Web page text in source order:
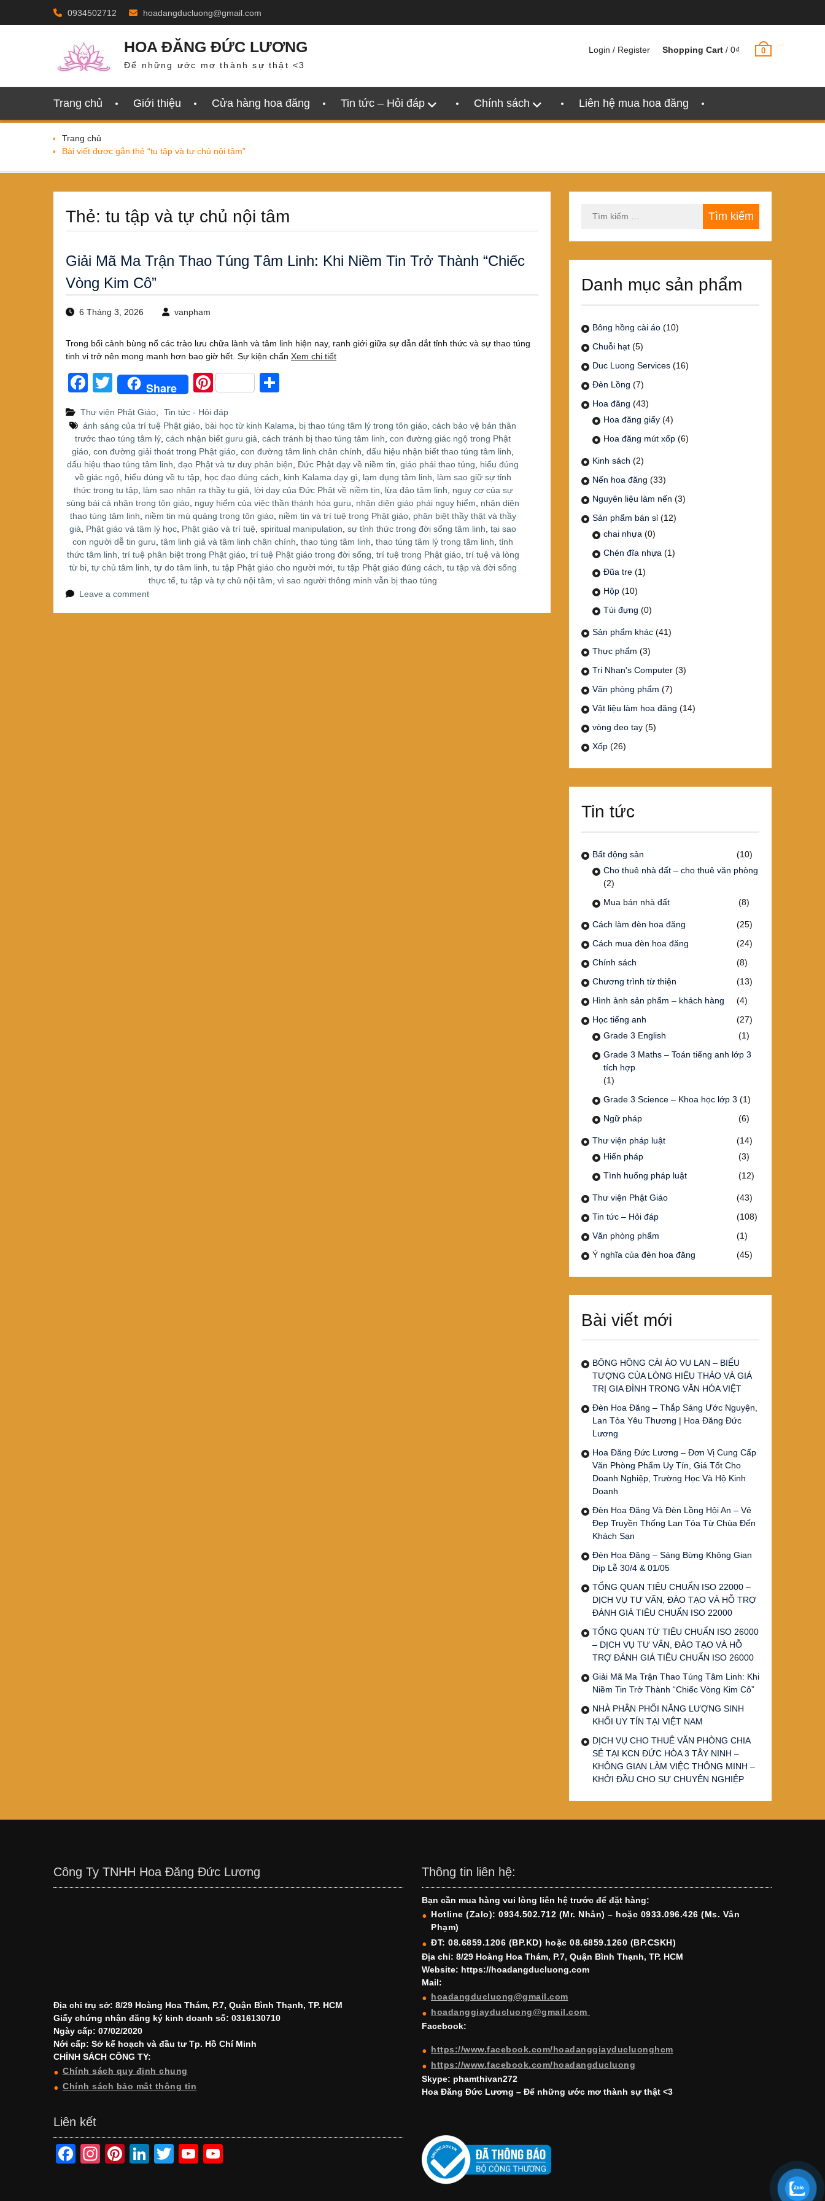
0934502712 hoadangducluong@gmail.com
HOA ĐĂNG ĐỨC LƯƠNG
Để những ước mơ thành sự thật <3
Login / Register Shopping Cart / 0₫ 0
Trang chủ Giới thiệu Cửa hàng hoa đăng Tin tức – Hỏi đáp Chính sách Liên hệ mua hoa đăng
Trang chủ
Bài viết được gắn thẻ “tu tập và tự chủ nội tâm”
Thẻ: tu tập và tự chủ nội tâm
Giải Mã Ma Trận Thao Túng Tâm Linh: Khi Niềm Tin Trở Thành “Chiếc
Vòng Kim Cô”
6 Tháng 3, 2026 vanpham
Trong bối cảnh bùng nổ các trào lưu chữa lành và tâm linh hiện nay, ranh giới giữa sự dẫn dắt tỉnh thức và sự thao túng
tinh vi trở nên mong manh hơn bao giờ hết. Sự kiện chấn Xem chi tiết
F
c
e
b
o
o
k
T
tt
er
Share
Pi
er
e
st
ar
e
Thư viện Phật Giáo
Tin tức - Hỏi đáp
ánh sáng của trí tuệ Phật giáo bài học từ kinh Kalama bị thao túng tâm lý trong tôn giáo cách bảo vệ bản thân
trước thao túng tâm lý cách nhận biết guru giả cách tránh bị thao túng tâm linh con đường giác ngộ trong Phật
giáo con đường giải thoát trong Phật giáo con đường tâm linh chân chính dấu hiệu nhận biết thao túng tâm linh
dấu hiệu thao túng tâm linh đạo Phật và tư duy phản biện Đức Phật dạy về niềm tin giáo phái thao túng
hiểu đúng
về giác ngộ, hiểu đúng về tu tập, học đạo đúng cách kinh Kalama dạy gì lạm dụng tâm linh
làm sao giữ sự tỉnh
thức trong tu tập, làm sao nhận ra thầy tu giả lời dạy của Đức Phật về niềm tin lừa đảo tâm linh
nguy cơ của sự
sùng bái cá nhân trong tôn giáo nguy hiểm của việc thần thánh hóa guru nhận diện giáo phái nguy hiểm
nhận diện
thao túng tâm linh
niềm tin mù quáng trong tôn giáo, niềm tin và trí tuệ trong Phật giáo, phân biệt thầy thật và thầy
giả
Phật giáo và tâm lý học Phật giáo và trí tuệ spiritual manipulation sự tỉnh thức trong đời sống tâm linh tại sao
con người dễ tin guru tâm linh giả và tâm linh chân chính thao túng tâm linh thao túng tâm lý trong tâm linh tỉnh
thức tâm linh trí tuệ phân biệt trong Phật giáo, trí tuệ Phật giáo trong đời sống trí tuệ trong Phật giáo, trí tuệ và lòng
từ bi, tự chủ tâm linh tự do tâm linh tu tập Phật giáo cho người mới, tu tập Phật giáo đúng cách tu tập và đời sống
thực tế tu tập và tự chủ nội tâm vì sao người thông minh vẫn bị thao túng
Leave a comment
kiếm
Danh mục sản phẩm
Bông hồng cài áo (10)
Chuỗi hạt (5)
Duc Luong Services (16)
Đèn Lồng (7)
Hoa đăng (43)
Hoa đăng giấy (4)
Hoa đăng mút xốp (6)
Kinh sách (2)
Nến hoa đăng (33)
Nguyên liệu làm nến (3)
Sản phẩm bán sỉ (12)
chai nhựa (0)
Chén đĩa nhựa (1)
Đũa tre (1)
Hộp (10)
Túi đựng (0)
Sản phẩm khác (41)
Thực phẩm (3)
Tri Nhan's Computer (3)
Văn phòng phẩm (7)
Vật liệu làm hoa đăng (14)
vòng đeo tay (5)
Xốp (26)
Tin tức
Bất động sản
(10)
Cho thuê nhà đất – cho thuê văn phòng
(2)
Mua bán nhà đất
(8)
Cách làm đèn hoa đăng
(25)
Cách mua đèn hoa đăng
(24)
Chính sách
(8)
Chương trình từ thiện
(13)
Hình ảnh sản phẩm – khách hàng
(4)
Học tiếng anh
(27)
Grade 3 English
(1)
Grade 3 Maths – Toán tiếng anh lớp 3
tích hợp
(1)
Grade 3 Science – Khoa học lớp 3 (1)
Ngữ pháp
(6)
Thư viện pháp luật
(14)
Hiến pháp
(3)
Tình huống pháp luật
(12)
Thư viện Phật Giáo
(43)
Tin tức – Hỏi đáp
(108)
Văn phòng phẩm
(1)
Ý nghĩa của đèn hoa đăng
(45)
Bài viết mới
BÔNG HỒNG CÀI ÁO VU LAN – BIỂU
TƯỢNG CỦA LÒNG HIẾU THẢO VÀ GIÁ
TRỊ GIA ĐÌNH TRONG VĂN HÓA VIỆT
Đèn Hoa Đăng – Thắp Sáng Ước Nguyện,
Lan Tỏa Yêu Thương | Hoa Đăng Đức
Lương
Hoa Đăng Đức Lương – Đơn Vị Cung Cấp
Văn Phòng Phẩm Uy Tín, Giá Tốt Cho
Doanh Nghiệp, Trường Học Và Hộ Kinh
Doanh
Đèn Hoa Đăng Và Đèn Lồng Hội An – Vẻ
Đẹp Truyền Thống Lan Tỏa Từ Chùa Đến
Khách Sạn
Đèn Hoa Đăng – Sáng Bừng Không Gian
Dịp Lễ 30/4 & 01/05
TỔNG QUAN TIÊU CHUẨN ISO 22000 –
DỊCH VỤ TƯ VẤN, ĐÀO TẠO VÀ HỖ TRỢ
ĐÁNH GIÁ TIÊU CHUẨN ISO 22000
TỔNG QUAN TỪ TIÊU CHUẨN ISO 26000
– DỊCH VỤ TƯ VẤN, ĐÀO TẠO VÀ HỖ
TRỢ ĐÁNH GIÁ TIÊU CHUẨN ISO 26000
Giải Mã Ma Trận Thao Túng Tâm Linh: Khi
Niềm Tin Trở Thành “Chiếc Vòng Kim Cô”
NHÀ PHÂN PHỐI NĂNG LƯỢNG SINH
KHỐI UY TÍN TẠI VIỆT NAM
DỊCH VỤ CHO THUÊ VĂN PHÒNG CHIA
SẺ TẠI KCN ĐỨC HÒA 3 TÂY NINH –
KHÔNG GIAN LÀM VIỆC THÔNG MINH –
KHỞI ĐẦU CHO SỰ CHUYÊN NGHIỆP
Công Ty TNHH Hoa Đăng Đức Lương
Địa chỉ trụ sở: 8/29 Hoàng Hoa Thám, P.7, Quận Bình Thạnh, TP. HCM
Giấy chứng nhận đăng ký kinh doanh số: 0316130710
Ngày cấp: 07/02/2020
Nới cấp: Sở kế hoạch và đầu tư Tp. Hồ Chí Minh
CHÍNH SÁCH CÔNG TY:
Chính sách quy định chung
Chính sách bảo mật thông tin
Liên kết
F
In
Pi
Li
T
Y
Thông tin liên hệ:
Bạn cần mua hàng vui lòng liên hệ trước để đặt hàng:
Hotline (Zalo): 0934.502.712 (Mr. Nhân) – hoặc 0933.096.426 (Ms. Vân
Phạm)
ĐT: 08.6859.1206 (BP.KD) hoặc 08.6859.1260 (BP.CSKH)
Địa chỉ: 8/29 Hoàng Hoa Thám, P.7, Quận Bình Thạnh, TP. HCM
Website: https://hoadangducluong.com
Mail:
hoadangducluong@gmail.com
hoadanggiayducluong@gmail.com
Facebook:
https://www.facebook.com/hoadanggiayducluonghcm
https://www.facebook.com/hoadangducluong
Skype: phamthivan272
Hoa Đăng Đức Lương – Để những ước mơ thành sự thật <3